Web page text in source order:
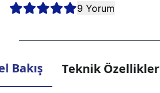
9 Yorum
Bakış Teknik Özellikler